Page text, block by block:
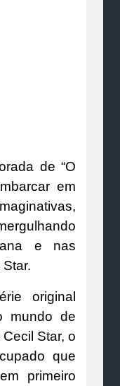
de “O
em
e nas
original
mundo de
Star, o
que
primeiro